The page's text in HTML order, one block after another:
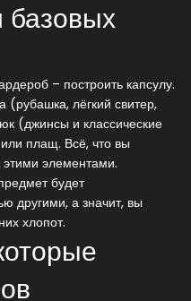
базовых
– построить капсулу.
(рубашка, лёгкий свитер,
(джинсы и классические
плащ. Всё, что вы
этими элементами.
будет
другими, а значит, вы
хлопот.